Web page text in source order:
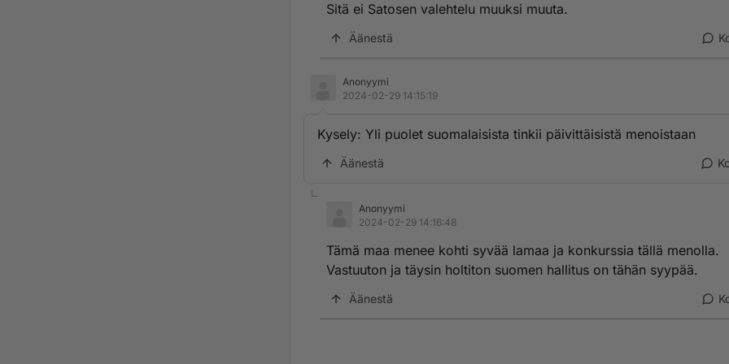
Sitä ei Satosen valehtelu muuksi muuta.
Äänestä
Anonyymi
2024-02-29 14:15:19
Kysely: Yli puolet suomalaisista tinkii päivittäisistä menoistaan
Äänestä
Anonyymi
2024-02-29 14:16:48
Tämä maa menee kohti syvää lamaa ja konkurssia tällä menolla.
Vastuuton ja täysin holtiton suomen hallitus on tähän syypää.
Äänestä